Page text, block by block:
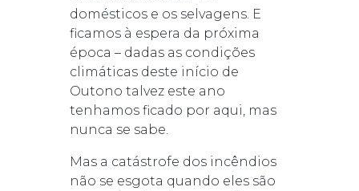
domésticos e os selvagens. E
ficamos à espera da próxima
época – dadas as condições
climáticas deste início de
Outono talvez este ano
tenhamos ficado por aqui, mas
nunca se sabe.
Mas a catástrofe dos incêndios
não se esgota quando eles são